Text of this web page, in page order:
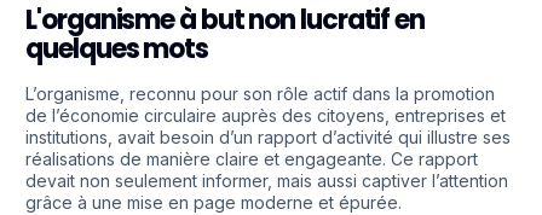
L'organisme à but non lucratif en
quelques mots
L’organisme, reconnu pour son rôle actif dans la promotion
de l’économie circulaire auprès des citoyens, entreprises et
institutions, avait besoin d’un rapport d’activité qui illustre ses
réalisations de manière claire et engageante. Ce rapport
devait non seulement informer, mais aussi captiver l’attention
grâce à une mise en page moderne et épurée.